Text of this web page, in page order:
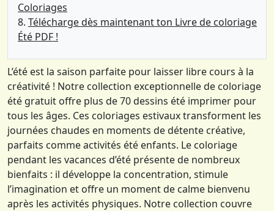
Coloriages
Télécharge dès maintenant ton Livre de coloriage
Été PDF !
L’été est la saison parfaite pour laisser libre cours à la
créativité ! Notre collection exceptionnelle de coloriage
été gratuit offre plus de 70 dessins été imprimer pour
tous les âges. Ces coloriages estivaux transforment les
journées chaudes en moments de détente créative,
parfaits comme activités été enfants. Le coloriage
pendant les vacances d’été présente de nombreux
bienfaits : il développe la concentration, stimule
l’imagination et offre un moment de calme bienvenu
après les activités physiques. Notre collection couvre